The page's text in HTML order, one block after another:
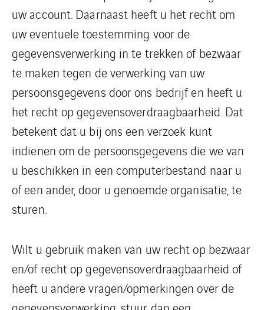
uw account. Daarnaast heeft u het recht om
uw eventuele toestemming voor de
gegevensverwerking in te trekken of bezwaar
te maken tegen de verwerking van uw
persoonsgegevens door ons bedrijf en heeft u
het recht op gegevensoverdraagbaarheid. Dat
betekent dat u bij ons een verzoek kunt
indienen om de persoonsgegevens die we van
u beschikken in een computerbestand naar u
of een ander, door u genoemde organisatie, te
sturen.
Wilt u gebruik maken van uw recht op bezwaar
en/of recht op gegevensoverdraagbaarheid of
heeft u andere vragen/opmerkingen over de